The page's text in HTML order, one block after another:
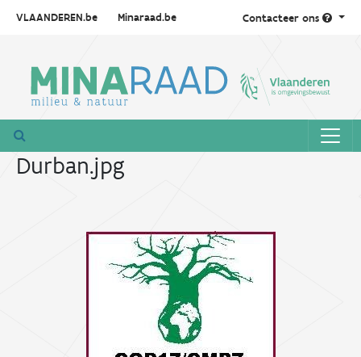
VLAANDEREN.be Minaraad.be Contacteer ons
Durban.jpg